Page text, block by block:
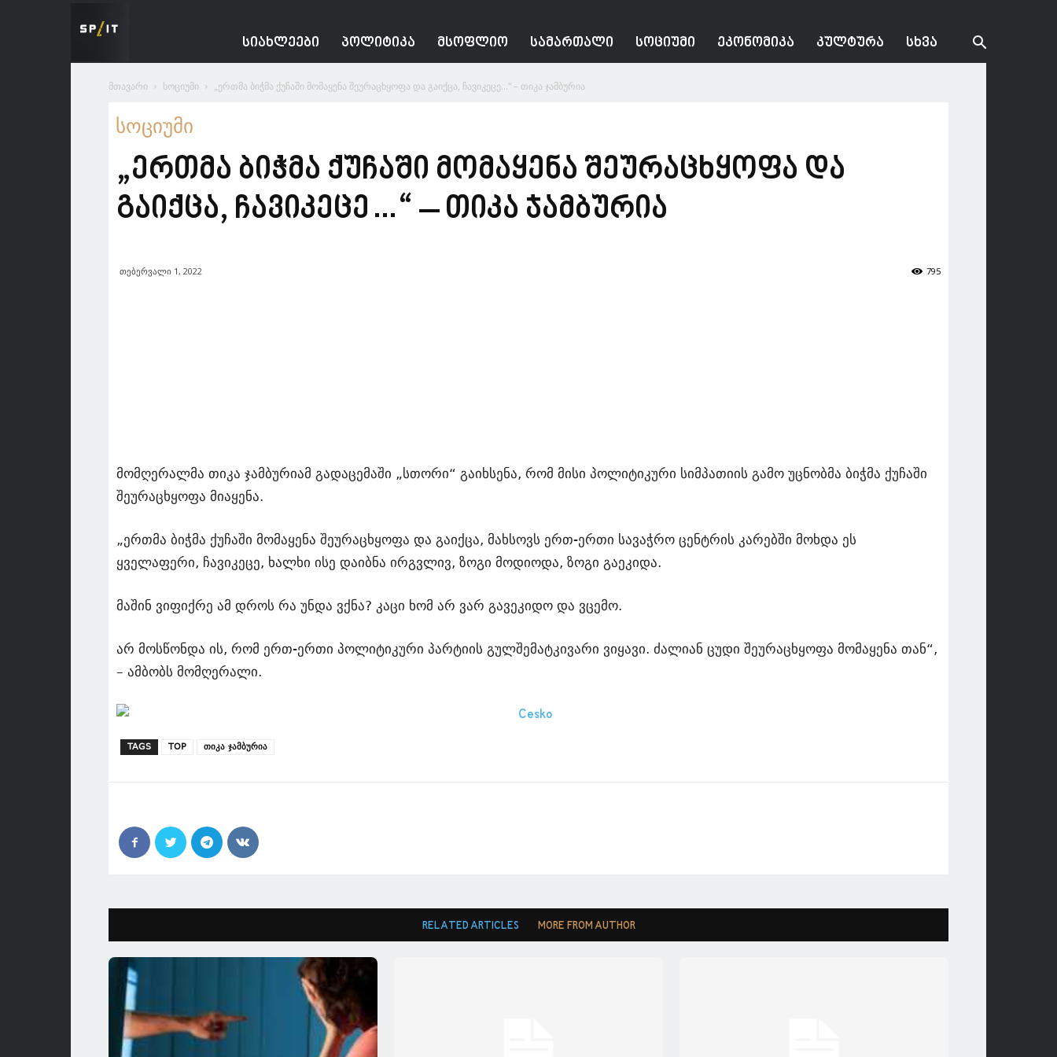
ᲡᲘᲐᲮᲚᲔᲔᲑᲘ ᲞᲝᲚᲘᲢᲘᲙᲐ ᲛᲡᲝᲤᲚᲘᲝ ᲡᲐᲛᲐᲠᲗᲐᲚᲘ ᲡᲝᲪᲘᲣᲛᲘ ᲔᲙᲝᲜᲝᲛᲘᲙᲐ ᲙᲣᲚᲢᲣᲠᲐ ᲡᲮᲕᲐ
მთავარი სოციუმი „ერთმა ბიჭმა ქუჩაში მომაყენა შეურაცხყოფა და გაიქცა, ჩავიკეცე…“ – თიკა ჯამბურია
სოციუმი
„ერთმა ბიჭმა ქუჩაში მომაყენა შეურაცხყოფა და
გაიქცა, ჩავიკეცე…“ – თიკა ჯამბურია
თებერვალი 1, 2022 795
მომღერალმა თიკა ჯამბურიამ გადაცემაში „სთორი“ გაიხსენა, რომ მისი პოლიტიკური სიმპათიის გამო უცნობმა ბიჭმა ქუჩაში
შეურაცხყოფა მიაყენა.
„ერთმა ბიჭმა ქუჩაში მომაყენა შეურაცხყოფა და გაიქცა, მახსოვს ერთ-ერთი სავაჭრო ცენტრის კარებში მოხდა ეს
ყველაფერი, ჩავიკეცე, ხალხი ისე დაიბნა ირგვლივ, ზოგი მოდიოდა, ზოგი გაეკიდა.
მაშინ ვიფიქრე ამ დროს რა უნდა ვქნა? კაცი ხომ არ ვარ გავეკიდო და ვცემო.
არ მოსწონდა ის, რომ ერთ-ერთი პოლიტიკური პარტიის გულშემატკივარი ვიყავი. ძალიან ცუდი შეურაცხყოფა მომაყენა თან“,
– ამბობს მომღერალი.
TAGS TOP თიკა ჯამბურია
RELATED ARTICLES MORE FROM AUTHOR